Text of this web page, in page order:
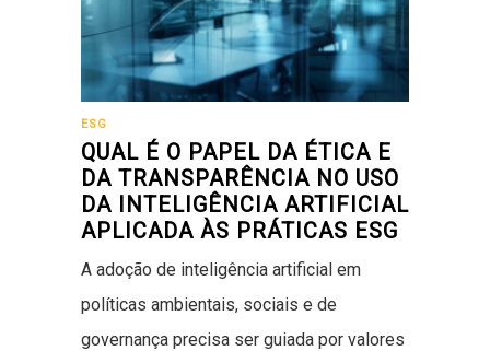
ESG
QUAL É O PAPEL DA ÉTICA E
DA TRANSPARÊNCIA NO USO
DA INTELIGÊNCIA ARTIFICIAL
APLICADA ÀS PRÁTICAS ESG
A adoção de inteligência artificial em
políticas ambientais, sociais e de
governança precisa ser guiada por valores